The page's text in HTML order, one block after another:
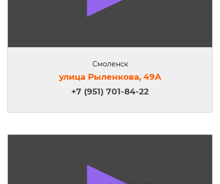
Смоленск
улица Рыленкова, 49А
+7 (951) 701-84-22